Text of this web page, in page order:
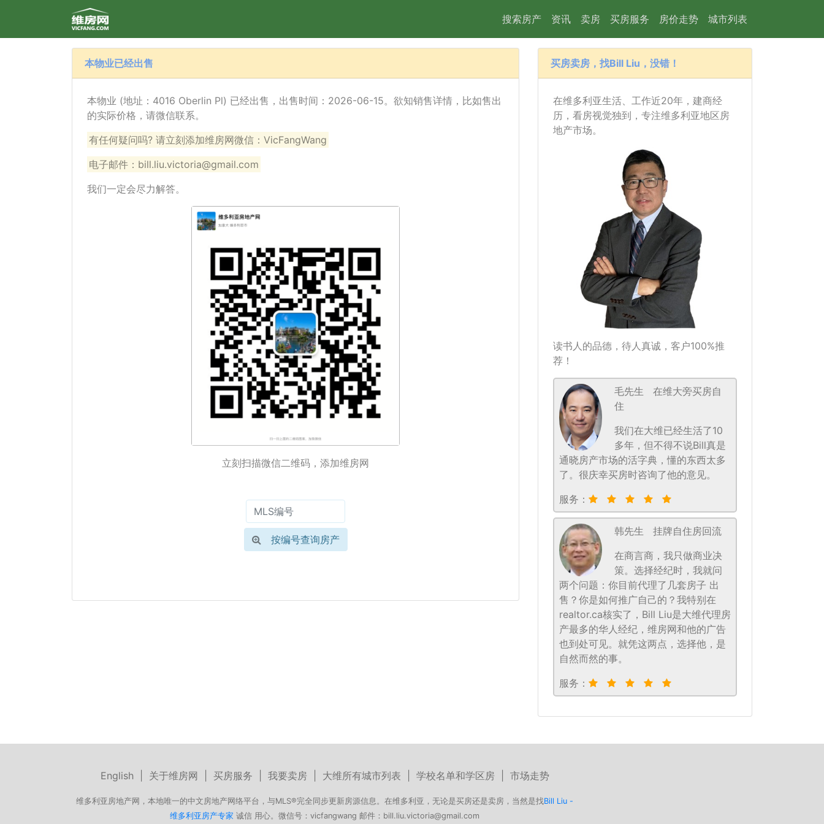
搜索房产 资讯 卖房 买房服务 房价走势 城市列表
本物业已经出售
本物业 (地址：4016 Oberlin Pl) 已经出售，出售时间：2026-06-15。欲知销售详情，比如售出
的实际价格，请微信联系。
有任何疑问吗? 请立刻添加维房网微信：VicFangWang
电子邮件：bill.liu.victoria@gmail.com
我们一定会尽力解答。
立刻扫描微信二维码，添加维房网
按编号查询房产
买房卖房，找Bill Liu，没错！
在维多利亚生活、工作近20年，建商经
历，看房视觉独到，专注维多利亚地区房
地产市场。
读书人的品德，待人真诚，客户100%推
荐！
毛先生
在维大旁买房自
住
我们在大维已经生活了10
多年，但不得不说Bill真是
通晓房产市场的活字典，懂的东西太多
了。很庆幸买房时咨询了他的意见。
服务：
韩先生
挂牌自住房回流
在商言商，我只做商业决
策。选择经纪时，我就问
两个问题：你目前代理了几套房子 出
售？你是如何推广自己的？我特别在
realtor.ca核实了，Bill Liu是大维代理房
产最多的华人经纪，维房网和他的广告
也到处可见。就凭这两点，选择他，是
自然而然的事。
服务：
English| 关于维房网 买房服务 我要卖房| 大维所有城市列表 学校名单和学区房| 市场走势
维多利亚房地产网，本地唯一的中文房地产网络平台，与MLS®完全同步更新房源信息。在维多利亚，无论是买房还是卖房，当然是找Bill Liu -
维多利亚房产专家 诚信 用心。微信号：vicfangwang 邮件：bill.liu.victoria@gmail.com